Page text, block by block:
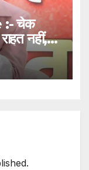
:- चेक
नहीं,